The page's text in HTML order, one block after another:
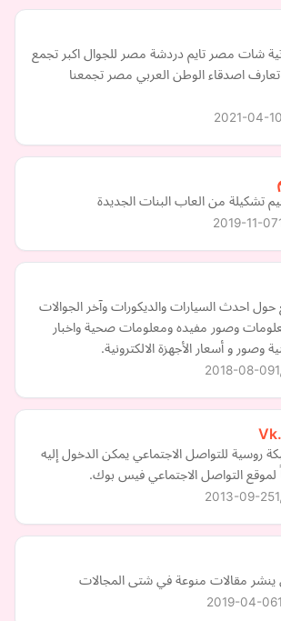
شات مصر تايم دردشة مصر للجوال اكبر تجمع
اصدقاء الوطن العربي مصر تجمعنا
2021-04-10
تشكيلة من العاب البنات الجديدة
2019-11-07
احدث السيارات والديكورات وآخر الجوالات
وصور مفيده ومعلومات صحية واخبار
وصور و أسعار الأجهزة الالكترونية.
2018-08-09
روسية للتواصل الاجتماعي يمكن الدخول إليه
لموقع التواصل الاجتماعي فيس بوك.
2013-09-25
ينشر مقالات منوعة في شتى المجالات
2019-04-06